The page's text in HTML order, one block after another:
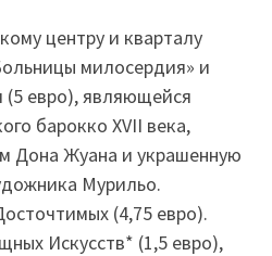
центру и кварталу
милосердия» и
(5 евро), являющейся
барокко XVII века,
Дона Жуана и украшенную
Мурильо.
(4,75 евро).
Искусств* (1,5 евро),